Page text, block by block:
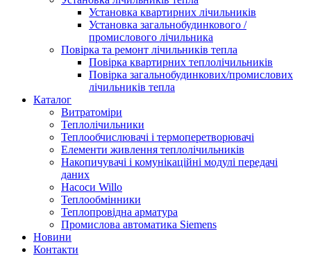
Установка квартирних лічильників
Установка загальнобудинкового /
промислового лічильника
Повірка та ремонт лічильників тепла
Повірка квартирних теплолічильників
Повірка загальнобудинкових/промислових
лічильників тепла
Каталог
Витратоміри
Теплолічильники
Теплообчислювачі і термоперетворювачі
Елементи живлення теплолічильників
Накопичувачі і комунікаційні модулі передачі
даних
Насоси Willo
Теплообмінники
Теплопровідна арматура
Промислова автоматика Siemens
Новини
Контакти